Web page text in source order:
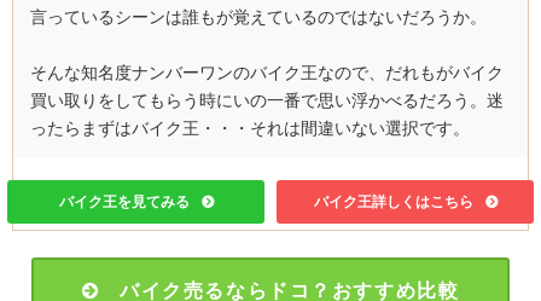
言っているシーンは誰もが覚えているのではないだろうか。
そんな知名度ナンバーワンのバイク王なので、だれもがバイク
買い取りをしてもらう時にいの一番で思い浮かべるだろう。迷
ったらまずはバイク王・・・それは間違いない選択です。
バイク王を見てみる バイク王詳しくはこちら
バイク売るならドコ？おすすめ比較